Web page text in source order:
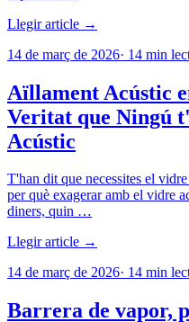
Llegir article →
14 de març de 2026· 14 min
Aïllament Acústic
Veritat que Ningú
Acústic
T'han dit que necessites el
per què exagerar amb el vidre
diners, quin …
Llegir article →
14 de març de 2026· 14 min
Barrera de vapor,